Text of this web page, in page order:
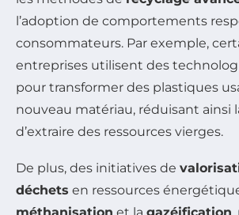
l’adoption de comportements
consommateurs. Par exemple,
entreprises utilisent des
pour transformer des plastiques
nouveau matériau, réduisant ainsi
d’extraire des ressources vierges.
De plus, des initiatives de
déchets en ressources